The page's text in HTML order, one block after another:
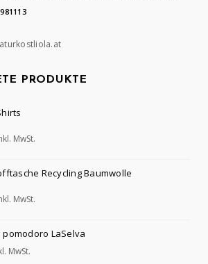
PRODUKTE
MwSt.
Recycling Baumwolle
MwSt.
pomodoro LaSelva
MwSt.